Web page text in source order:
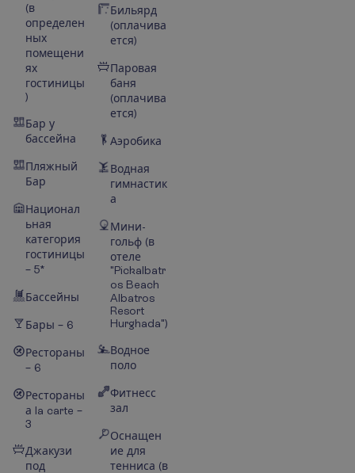
(в
определен
ных
помещени
ях
гостиницы
)
Бар у
бассейна
Пляжный
Бар
Национал
ьная
категория
гостиницы
– 5*
Бассейны
Бары – 6
Рестораны
– 6
Рестораны
а la carte –
3
Джакузи
под
Бильярд
(оплачива
ется)
Паровая
баня
(оплачива
ется)
Аэробика
Водная
гимнастик
а
Мини-
гольф (в
отеле
"Pickalbatr
os Beach
Albatros
Resort
Hurghada")
Водное
поло
Фитнесс
зал
Оснащен
ие для
тенниса (в